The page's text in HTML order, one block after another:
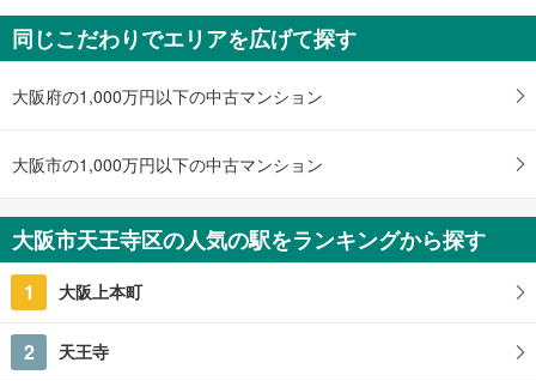
シティハウス天王寺堀越町
9,500万円～1億200万円
3LDK
大阪府大阪市天王寺区堀越町6番3（地番）
同じこだわりでエリアを広げて探す
大阪府の1,000万円以下の中古マンション
大阪市の1,000万円以下の中古マンション
大阪市天王寺区の人気の駅をランキングから探す
1 大阪上本町
2 天王寺